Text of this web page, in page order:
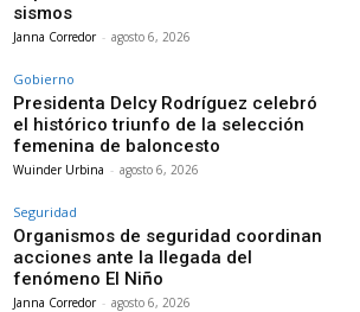
sismos
Janna Corredor - agosto 6, 2026
Gobierno
Presidenta Delcy Rodríguez celebró
el histórico triunfo de la selección
femenina de baloncesto
Wuinder Urbina - agosto 6, 2026
Seguridad
Organismos de seguridad coordinan
acciones ante la llegada del
fenómeno El Niño
Janna Corredor - agosto 6, 2026